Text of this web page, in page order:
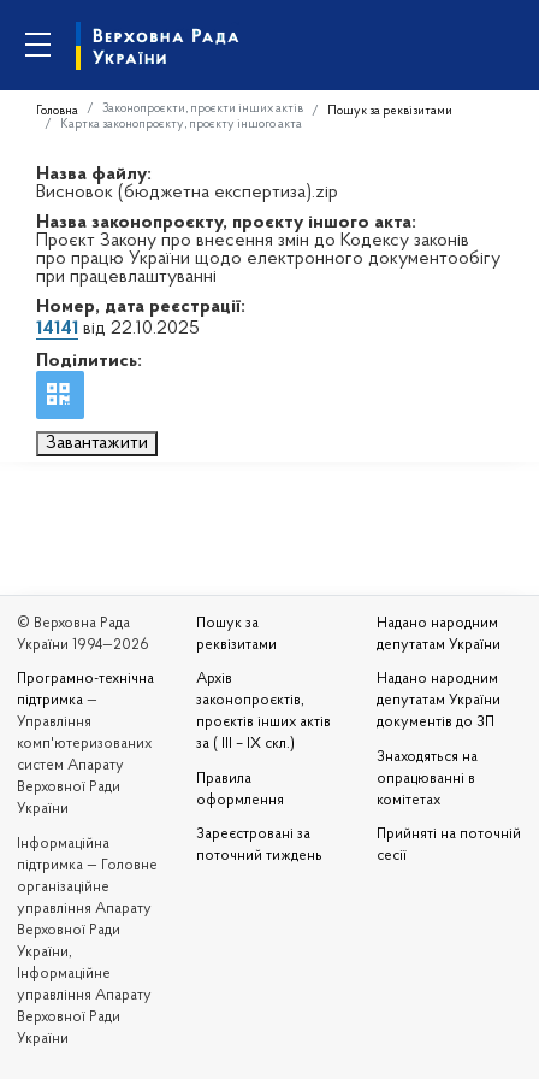
Головна Законопроєкти, проєкти інших актів
Пошук за реквізитами
Картка законопроєкту, проєкту іншого акта
Назва файлу:
Висновок (бюджетна експертиза).zip
Назва законопроєкту, проєкту іншого акта:
Проєкт Закону про внесення змін до Кодексу законів
про працю України щодо електронного документообігу
при працевлаштуванні
Номер, дата реєстрації:
14141 від 22.10.2025
Поділитись:
Завантажити
© Верховна Рада
України 1994—2026
Програмно-технічна
підтримка —
Управління
комп'ютеризованих
систем Апарату
Верховної Ради
України
Iнформаційна
підтримка — Головне
організаційне
управління Апарату
Верховної Ради
України,
Інформаційне
управління Апарату
Верховної Ради
України
Пошук за
реквізитами
Архів
законопроєктів,
проєктів інших актів
за ( III – IX скл.)
Правила
оформлення
Зареєстровані за
поточний тиждень
Надано народним
депутатам України
Надано народним
депутатам України
документів до ЗП
Знаходяться на
опрацюванні в
комітетах
Прийняті на поточній
сесії